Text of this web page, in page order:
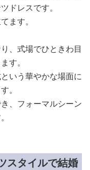
ドレスです。
ます。
、式場でひときわ目
す。
いう華やかな場面に
。
、フォーマルシーン
スタイルで結婚